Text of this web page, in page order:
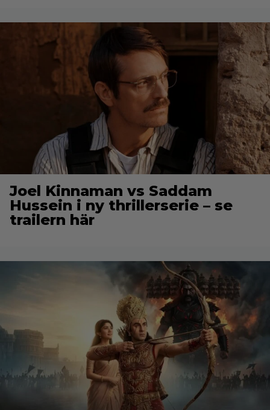
Joel Kinnaman vs Saddam
Hussein i ny thrillerserie – se
trailern här